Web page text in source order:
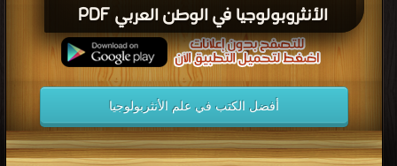
الأنثروبولوجيا في الوطن العربي PDF
أفضل الكتب في علم الأنثربولوجيا